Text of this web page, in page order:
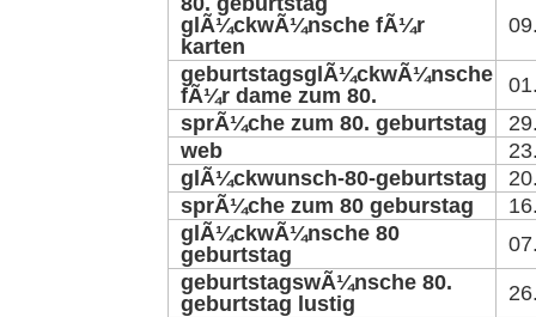
glÃ¼ckwÃ¼nsche fÃ¼r
karten
geburtstagsglÃ¼ckwÃ¼nsche
fÃ¼r dame zum 80.
sprÃ¼che zum 80. geburtstag
web
glÃ¼ckwunsch-80-geburtstag
sprÃ¼che zum 80 geburstag
glÃ¼ckwÃ¼nsche 80
geburtstag
geburtstagswÃ¼nsche 80.
geburtstag lustig